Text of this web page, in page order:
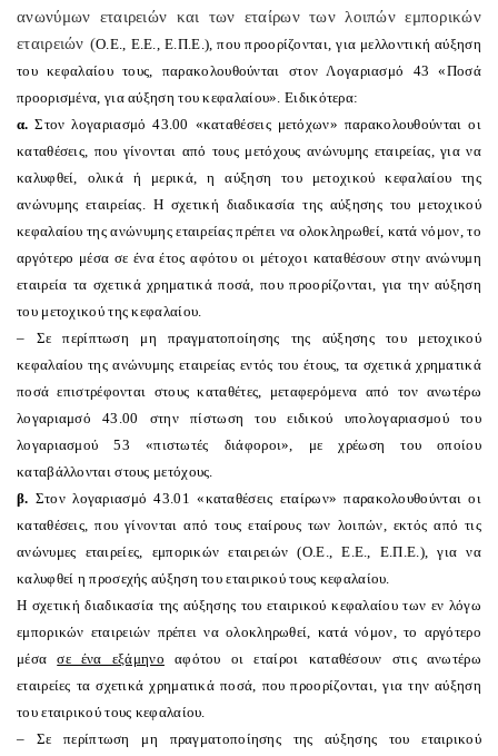
ανωνύμων εταιρειών και των εταίρων των λοιπών εμπορικών
εταιρειών (O.Ε., Ε.Ε., Ε.Π.Ε.), που προορίζονται, για μελλοντική αύξηση
του κεφαλαίου τους, παρακολουθούνται στον Λογαριασμό 43 «Ποσά
προορισμένα, για αύξηση του κεφαλαίου». Ειδικότερα:
α. Στον λογαριασμό 43.00 «καταθέσεις μετόχων» παρακολουθούνται οι
καταθέσεις, που γίνονται από τους μετόχους ανώνυμης εταιρείας, για να
καλυφθεί, ολικά ή μερικά, η αύξηση του μετοχικού κεφαλαίου της
ανώνυμης εταιρείας. Η σχετική διαδικασία της αύξησης του μετοχικού
κεφαλαίου της ανώνυμης εταιρείας πρέπει να ολοκληρωθεί, κατά νόμον, το
αργότερο μέσα σε ένα έτος αφότου οι μέτοχοι καταθέσουν στην ανώνυμη
εταιρεία τα σχετικά χρηματικά ποσά, που προορίζονται, για την αύξηση
του μετοχικού της κεφαλαίου.
– Σε περίπτωση μη πραγματοποίησης της αύξησης του μετοχικού
κεφαλαίου της ανώνυμης εταιρείας εντός του έτους, τα σχετικά χρηματικά
ποσά επιστρέφονται στους καταθέτες, μεταφερόμενα από τον ανωτέρω
λογαριαμσό 43.00 στην πίστωση του ειδικού υπολογαριασμού του
λογαριασμού 53 «πιστωτές διάφοροι», με χρέωση του οποίου
καταβάλλονται στους μετόχους.
β. Στον λογαριασμό 43.01 «καταθέσεις εταίρων» παρακολουθούνται οι
καταθέσεις, που γίνονται από τους εταίρους των λοιπών, εκτός από τις
ανώνυμες εταιρείες, εμπορικών εταιρειών (O.Ε., Ε.Ε., Ε.Π.Ε.), για να
καλυφθεί η προσεχής αύξηση του εταιρικού τους κεφαλαίου.
Η σχετική διαδικασία της αύξησης του εταιρικού κεφαλαίου των εν λόγω
εμπορικών εταιρειών πρέπει να ολοκληρωθεί, κατά νόμον, το αργότερο
μέσασε ένα εξάμηνο αφότου οι εταίροι καταθέσουν στις ανωτέρω
εταιρείες τα σχετικά χρηματικά ποσά, που προορίζονται, για την αύξηση
του εταιρικού τους κεφαλαίου.
– Σε περίπτωση μη πραγματοποίησης της αύξησης του εταιρικού